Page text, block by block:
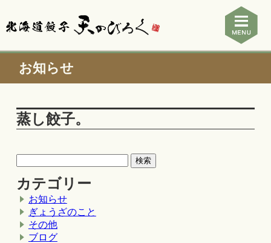
お知らせ
蒸し餃子。
カテゴリー
お知らせ
ぎょうざのこと
その他
ブログ